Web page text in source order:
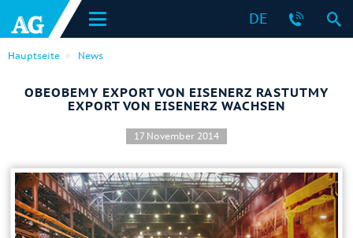
DE
Hauptseite News
OBEOBEMY EXPORT VON EISENERZ RASTUTMY
EXPORT VON EISENERZ WACHSEN
17 November 2014